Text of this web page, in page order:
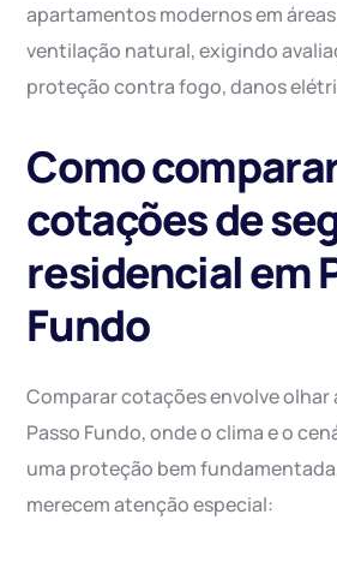
apartamentos modernos em
ventilação natural, exigindo
proteção contra fogo, danos
Como
cotações de
residencial em
Fundo
Comparar cotações envolve olhar
Passo Fundo, onde o clima e o
uma proteção bem
merecem atenção especial: